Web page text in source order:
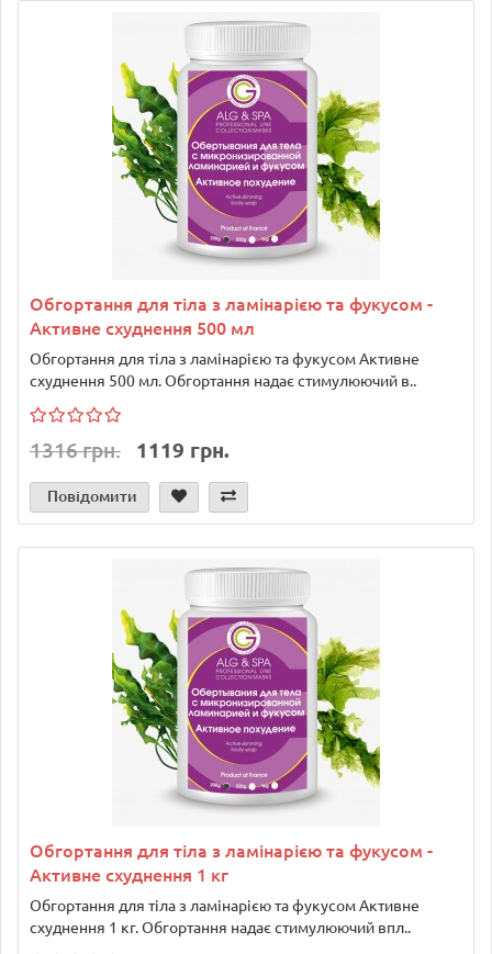
Обгортання для тіла з ламінарією та фукусом -
Активне схуднення 500 мл
Обгортання для тіла з ламінарією та фукусом Активне
схуднення 500 мл. Обгортання надає стимулюючий в..
1316 грн. 1119 грн.
Повідомити
Обгортання для тіла з ламінарією та фукусом -
Активне схуднення 1 кг
Обгортання для тіла з ламінарією та фукусом Активне
схуднення 1 кг. Обгортання надає стимулюючий впл..